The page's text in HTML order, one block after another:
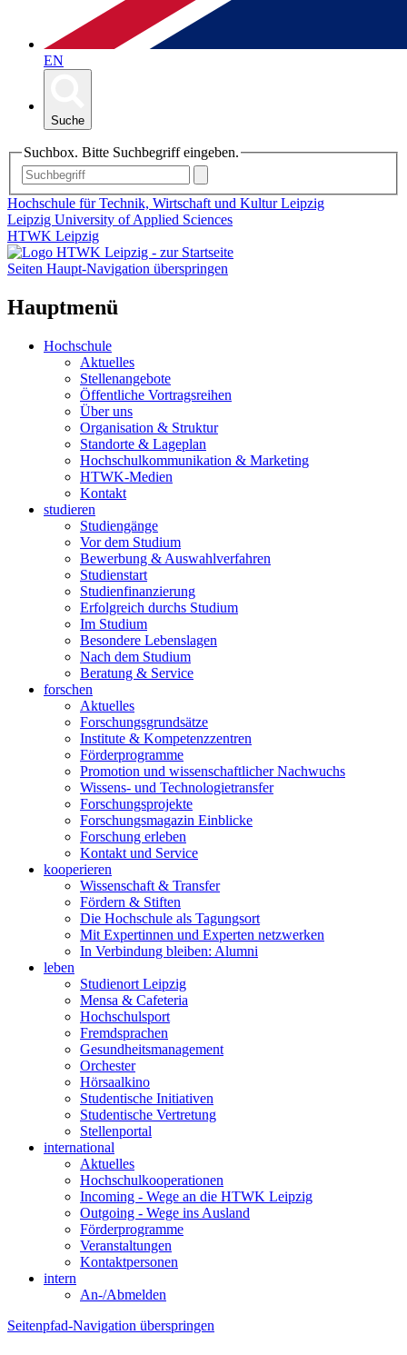
EN
Suche
Suchbox. Bitte Suchbegriff eingeben.
Hochschule für Technik, Wirtschaft und Kultur Leipzig
Leipzig University of Applied Sciences
HTWK Leipzig
Seiten Haupt-Navigation überspringen
Hauptmenü
Hochschule
Aktuelles
Stellenangebote
Öffentliche Vortragsreihen
Über uns
Organisation & Struktur
Standorte & Lageplan
Hochschulkommunikation & Marketing
HTWK-Medien
Kontakt
studieren
Studiengänge
Vor dem Studium
Bewerbung & Auswahlverfahren
Studienstart
Studienfinanzierung
Erfolgreich durchs Studium
Im Studium
Besondere Lebenslagen
Nach dem Studium
Beratung & Service
forschen
Aktuelles
Forschungsgrundsätze
Institute & Kompetenzzentren
Förderprogramme
Promotion und wissenschaftlicher Nachwuchs
Wissens- und Technologietransfer
Forschungsprojekte
Forschungsmagazin Einblicke
Forschung erleben
Kontakt und Service
kooperieren
Wissenschaft & Transfer
Fördern & Stiften
Die Hochschule als Tagungsort
Mit Expertinnen und Experten netzwerken
In Verbindung bleiben: Alumni
leben
Studienort Leipzig
Mensa & Cafeteria
Hochschulsport
Fremdsprachen
Gesundheitsmanagement
Orchester
Hörsaalkino
Studentische Initiativen
Studentische Vertretung
Stellenportal
international
Aktuelles
Hochschulkooperationen
Incoming - Wege an die HTWK Leipzig
Outgoing - Wege ins Ausland
Förderprogramme
Veranstaltungen
Kontaktpersonen
intern
An-/Abmelden
Seitenpfad-Navigation überspringen